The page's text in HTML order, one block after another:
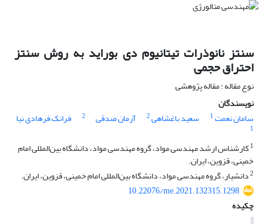
سنتز نانوذرات تیتانیوم دی بوراید به روش سنتز
احتراق حجمی
نوع مقاله : مقاله پژوهشی
نویسندگان
سامان نعمت1 سعید باغشاهی2 آرمان صدقی 2 فرانک فرهادی نیا
1
1کارشناس ارشد مهندسی مواد، گروه مهندسی مواد، دانشگاه بین‌المللی امام
خمینی، قزوین، ایران.
2دانشیار، گروه مهندسی مواد، دانشگاه بین‌المللی امام خمینی، قزوین، ایران.
10.22076/me.2021.132315.1298
چکیده